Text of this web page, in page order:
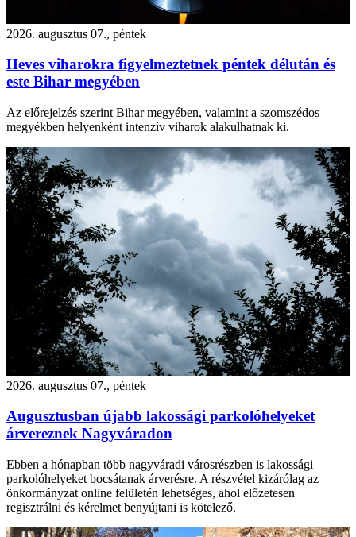
2026. augusztus 07., péntek
Heves viharokra figyelmeztetnek péntek délután és
este Bihar megyében
Az előrejelzés szerint Bihar megyében, valamint a szomszédos
megyékben helyenként intenzív viharok alakulhatnak ki.
2026. augusztus 07., péntek
Augusztusban újabb lakossági parkolóhelyeket
árvereznek Nagyváradon
Ebben a hónapban több nagyváradi városrészben is lakossági
parkolóhelyeket bocsátanak árverésre. A részvétel kizárólag az
önkormányzat online felületén lehetséges, ahol előzetesen
regisztrálni és kérelmet benyújtani is kötelező.